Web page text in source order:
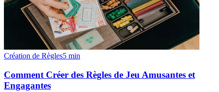
Création de Règles5 min
Comment Créer des Règles de Jeu Amusantes et
Engagantes